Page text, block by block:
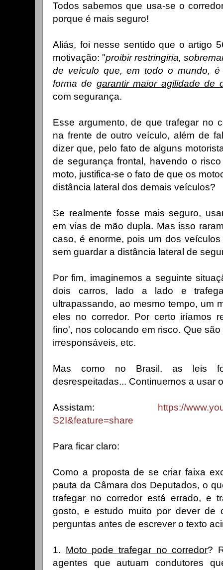
Todos sabemos que usa-se o
porque é mais seguro!
Aliás, foi nesse sentido que o artigo
motivação: "proibir restringiria,
de veículo que, em todo o mundo, é
forma de garantir maior agilidade de
com segurança.
Esse argumento, de que trafegar no
na frente de outro veículo, além de
dizer que, pelo fato de alguns
de segurança frontal, havendo o
moto, justifica-se o fato de que os
distância lateral dos demais veículos?
Se realmente fosse mais seguro,
em vias de mão dupla. Mas isso
caso, é enorme, pois um dos
sem guardar a distância lateral de
Por fim, imaginemos a seguinte
dois carros, lado a lado e
ultrapassando, ao mesmo tempo, um
eles no corredor. Por certo iríamos
fino', nos colocando em risco. Que
irresponsáveis, etc.
Mas como no Brasil, as leis
desrespeitadas... Continuemos a usar
Assistam:
https://
S2I&feature=share
Para ficar claro:
Como a proposta de se criar faixa
pauta da Câmara dos Deputados, o
trafegar no corredor está errado, e
gosto, e estudo muito por dever de
perguntas antes de escrever o texto
1. Moto pode trafegar no corredor?
agentes que autuam condutores